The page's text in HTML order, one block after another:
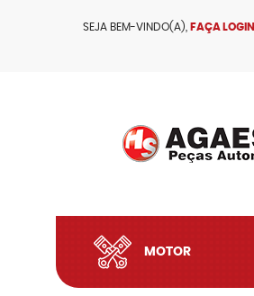
SEJA BEM-VINDO(A), FAÇA LOGIN
MOTOR